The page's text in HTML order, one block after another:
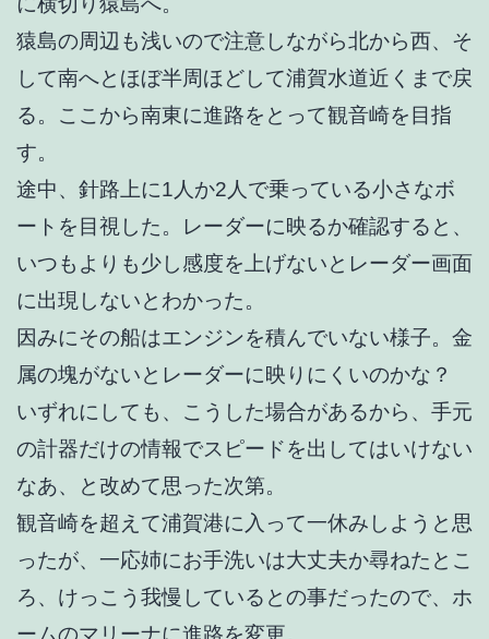
猿島の周辺も浅いので注意しながら北から西、そ
して南へとほぼ半周ほどして浦賀水道近くまで戻
る。ここから南東に進路をとって観音崎を目指
す。
途中、針路上に1人か2人で乗っている小さなボ
ートを目視した。レーダーに映るか確認すると、
いつもよりも少し感度を上げないとレーダー画面
に出現しないとわかった。
因みにその船はエンジンを積んでいない様子。金
属の塊がないとレーダーに映りにくいのかな？
いずれにしても、こうした場合があるから、手元
の計器だけの情報でスピードを出してはいけない
なあ、と改めて思った次第。
観音崎を超えて浦賀港に入って一休みしようと思
ったが、一応姉にお手洗いは大丈夫か尋ねたとこ
ろ、けっこう我慢しているとの事だったので、ホ
ームのマリーナに進路を変更。